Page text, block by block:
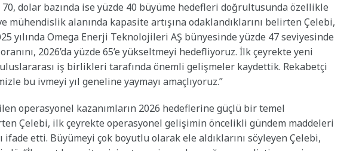
70, dolar bazında ise yüzde 40 büyüme hedefleri doğrultusunda özellikle
alanında kapasite artışına odaklandıklarını belirten Çelebi,
yılında Omega Enerji Teknolojileri AŞ bünyesinde yüzde 47 seviyesinde
2026’da yüzde 65’e yükseltmeyi hedefliyoruz. İlk çeyrekte yeni
iş birlikleri tarafında önemli gelişmeler kaydettik. Rekabetçi
bu ivmeyi yıl geneline yaymayı amaçlıyoruz.”
operasyonel kazanımların 2026 hedeflerine güçlü bir temel
Çelebi, ilk çeyrekte operasyonel gelişimin öncelikli gündem maddeleri
ifade etti. Büyümeyi çok boyutlu olarak ele aldıklarını söyleyen Çelebi,